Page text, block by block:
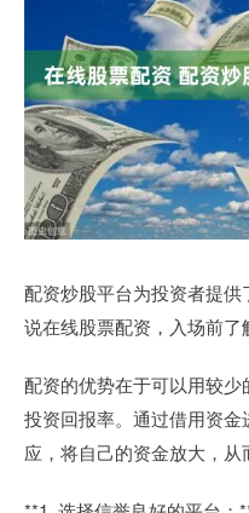
配资炒股平台为投资者提
说在线股票配资，入场前了
配资的优势在于可以用较
投资回报率。通过借用资
应，将自己的资金放大，从